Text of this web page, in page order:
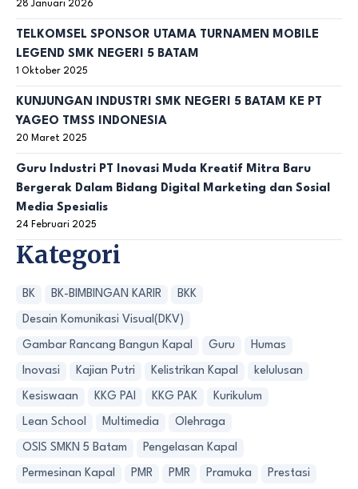
28 Januari 2026
TELKOMSEL SPONSOR UTAMA TURNAMEN MOBILE
LEGEND SMK NEGERI 5 BATAM
1 Oktober 2025
KUNJUNGAN INDUSTRI SMK NEGERI 5 BATAM KE PT
YAGEO TMSS INDONESIA
20 Maret 2025
Guru Industri PT Inovasi Muda Kreatif Mitra Baru
Bergerak Dalam Bidang Digital Marketing dan Sosial
Media Spesialis
24 Februari 2025
Kategori
BK BK-BIMBINGAN KARIR BKK
Desain Komunikasi Visual(DKV)
Gambar Rancang Bangun Kapal Guru Humas
Inovasi Kajian Putri Kelistrikan Kapal kelulusan
Kesiswaan KKG PAI KKG PAK Kurikulum
Lean School Multimedia Olehraga
OSIS SMKN 5 Batam Pengelasan Kapal
Permesinan Kapal PMR PMR Pramuka Prestasi